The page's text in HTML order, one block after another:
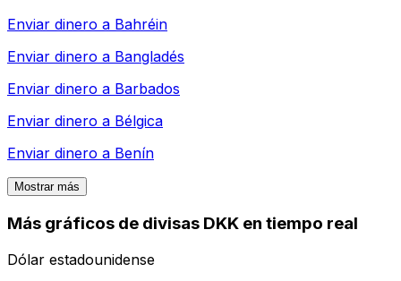
Enviar dinero a Bahréin
Enviar dinero a Bangladés
Enviar dinero a Barbados
Enviar dinero a Bélgica
Enviar dinero a Benín
Mostrar más
Más gráficos de divisas DKK en tiempo real
Dólar estadounidense